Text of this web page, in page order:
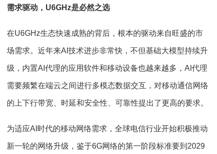
需求驱动，U6GHz是必然之选
在U6GHz生态快速成熟的背后，根本的驱动来自旺盛的市
场需求。近年来AI技术进步非常快，不但基础大模型持续升
级，内置AI代理的应用软件和移动设备也越来越多，AI代理
需要频繁在端云之间进行多模态数据交互，对移动通信网络
的上下行带宽、时延和安全性、可靠性提出了更高的要求。
为适应AI时代的移动网络需求，全球电信行业开始积极推动
新一轮的网络升级，鉴于6G网络的第一阶段标准要到2029